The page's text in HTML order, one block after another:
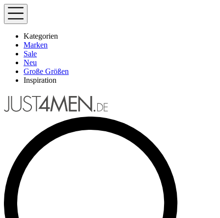
Kategorien
Marken
Sale
Neu
Große Größen
Inspiration